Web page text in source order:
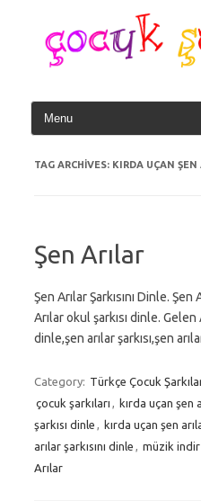
content
TAG ARCHIVES: KIRDA UÇAN
Şen Arılar
Şen Arılar Şarkısını Dinle. Şen
Arılar okul şarkısı dinle.
dinle,şen arılar şarkısı,şen
Category: Türkçe Çocuk
çocuk şarkıları
kırda uçan şen
şarkısı dinle
kırda uçan şen
arılar şarkısını dinle
müzik indir
Arılar